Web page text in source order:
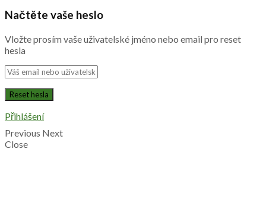
Načtěte vaše heslo
Vložte prosím vaše uživatelské jméno nebo email pro reset
hesla
Přihlášení
Previous Next
Close